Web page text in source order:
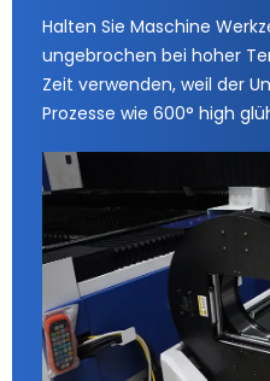
Halten Sie Maschine
ungebrochen bei hoher
Zeit verwenden, weil der
Prozesse wie 600° high